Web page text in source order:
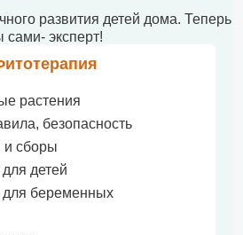
развития детей дома. Теперь
сами- эксперт!
растения
безопасность
и сборы
детей
для беременных